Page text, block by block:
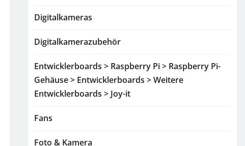
Digitalkameras
Digitalkamerazubehör
Entwicklerboards > Raspberry Pi > Raspberry Pi-
Gehäuse > Entwicklerboards > Weitere
Entwicklerboards > Joy-it
Fans
Foto & Kamera